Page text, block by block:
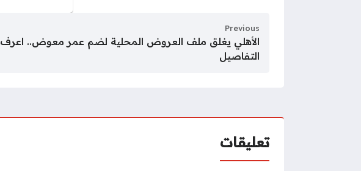
Previous
الأهلي يغلق ملف العروض المحلية لضم عمر معوض.. اعرف
التفاصيل
تعليقات